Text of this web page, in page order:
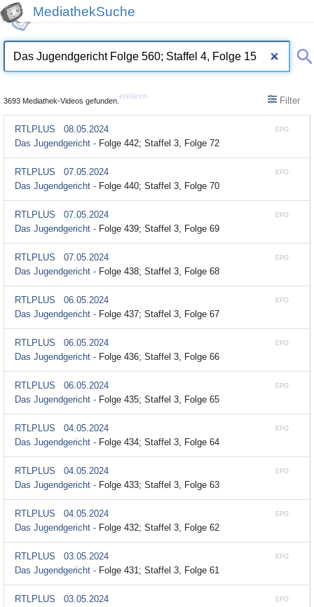
MediathekSuche
3693 Mediathek-Videos gefunden.
erklären Filter
EPG
RTLPLUS
08.05.2024
Das Jugendgericht - Folge 442; Staffel 3, Folge 72
EPG
RTLPLUS
07.05.2024
Das Jugendgericht - Folge 440; Staffel 3, Folge 70
EPG
RTLPLUS
07.05.2024
Das Jugendgericht - Folge 439; Staffel 3, Folge 69
EPG
RTLPLUS
07.05.2024
Das Jugendgericht - Folge 438; Staffel 3, Folge 68
EPG
RTLPLUS
06.05.2024
Das Jugendgericht - Folge 437; Staffel 3, Folge 67
EPG
RTLPLUS
06.05.2024
Das Jugendgericht - Folge 436; Staffel 3, Folge 66
EPG
RTLPLUS
06.05.2024
Das Jugendgericht - Folge 435; Staffel 3, Folge 65
EPG
RTLPLUS
04.05.2024
Das Jugendgericht - Folge 434; Staffel 3, Folge 64
EPG
RTLPLUS
04.05.2024
Das Jugendgericht - Folge 433; Staffel 3, Folge 63
EPG
RTLPLUS
04.05.2024
Das Jugendgericht - Folge 432; Staffel 3, Folge 62
EPG
RTLPLUS
03.05.2024
Das Jugendgericht - Folge 431; Staffel 3, Folge 61
EPG
RTLPLUS
03.05.2024